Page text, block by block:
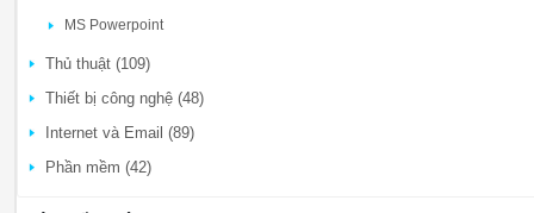
MS Powerpoint
Thủ thuật (109)
Thiết bị công nghệ (48)
Internet và Email (89)
Phần mềm (42)